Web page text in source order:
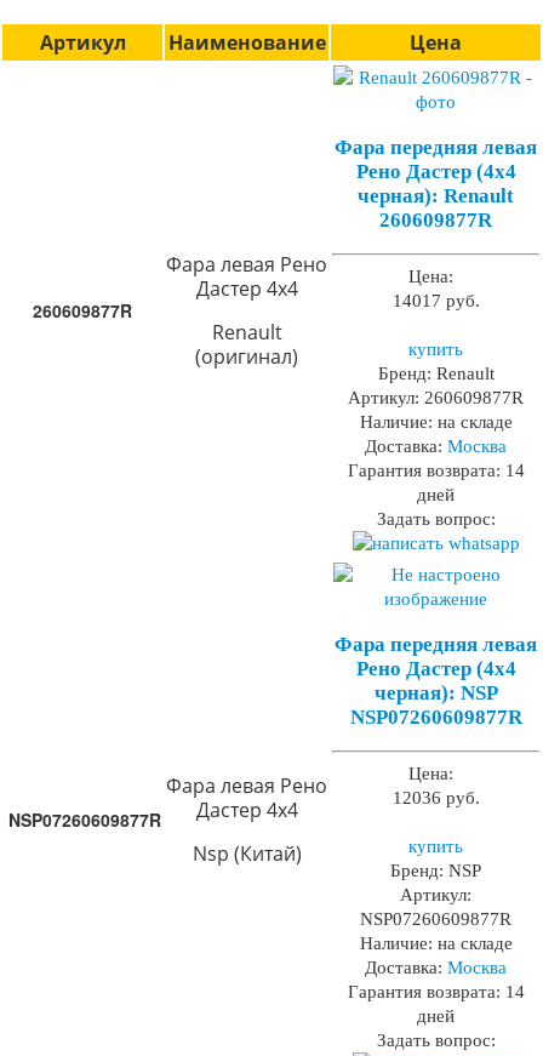
Артикул Наименование Цена
260609877R
Фара левая Рено
Дастер 4х4
Renault
(оригинал)
Фара передняя левая
Рено Дастер (4х4
черная): Renault
260609877R
Цена:
14017 руб.
купить
Бренд: Renault
Артикул: 260609877R
Наличие: на складе
Доставка: Москва
Гарантия возврата: 14
дней
Задать вопрос:
NSP07260609877R
Фара левая Рено
Дастер 4х4
Nsp (Китай)
Фара передняя левая
Рено Дастер (4х4
черная): NSP
NSP07260609877R
Цена:
12036 руб.
купить
Бренд: NSP
Артикул:
NSP07260609877R
Наличие: на складе
Доставка: Москва
Гарантия возврата: 14
дней
Задать вопрос: